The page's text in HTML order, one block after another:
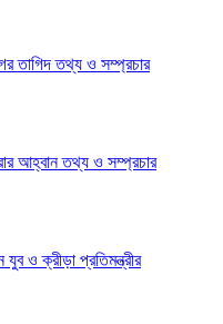
তাগিদ তথ্য ও সম্প্রচার
আহ্বান তথ্য ও সম্প্রচার
ও ক্রীড়া প্রতিমন্ত্রীর